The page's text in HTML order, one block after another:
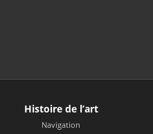
Histoire de l’art
Navigation